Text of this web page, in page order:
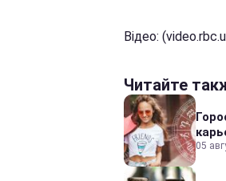
Відео:
Читайте
05